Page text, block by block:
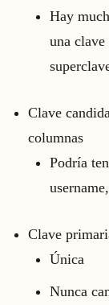
Hay
una
Clave
columnas
Podría
Clave
Única
Nunca